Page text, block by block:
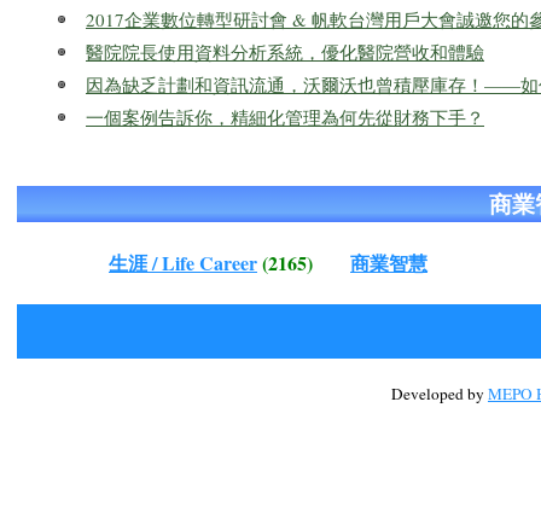
2017企業數位轉型研討會 & 帆軟台灣用戶大會誠邀您的
醫院院長使用資料分析系統，優化醫院營收和體驗
因為缺乏計劃和資訊流通，沃爾沃也曾積壓庫存！——
一個案例告訴你，精細化管理為何先從財務下手？
商
生涯 / Life Career(2165) 商業智慧
Developed by MEPO